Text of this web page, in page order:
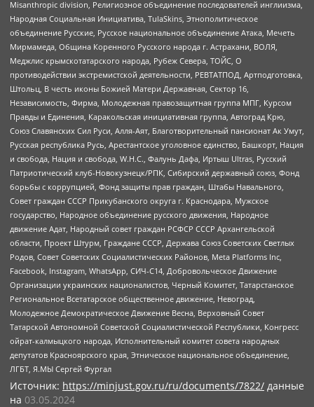
Misanthropic division, Религиозное объединение последователей инглиизма,
Народная Социальная Инициатива, TulaSkins, Этнополитическое
объединение Русские, Русское национальное объединение Атака, Мечеть
Мирмамеда, Община Коренного Русского народа г. Астрахани, ВОЛЯ,
Меджлис крымскотатарского народа, Рубеж Севера, ТОЙС, О
противодействии экстремистской деятельности, РЕВТАТПОД, Артподготовка,
Штольц, В честь иконы Божией Матери Державная, Сектор 16,
Независимость, Фирма, Молодежная правозащитная группа МПГ, Курсом
Правды и Единения, Каракольская инициативная группа, Автоград Крю,
Союз Славянских Сил Руси, Алля-Аят, Благотворительный пансионат Ак Умут,
Русская республика Русь, Арестантское уголовное единство, Башкорт, Нация
и свобода, Нация и свобода, W.H.С., Фалунь Дафа, Иртыш Ultras, Русский
Патриотический клуб-Новокузнецк/РПК, Сибирский державный союз, Фонд
борьбы с коррупцией, Фонд защиты прав граждан, Штабы Навального,
Совет граждан СССР Прикубанского округа г. Краснодара, Мужское
государство, Народное объединение русского движения, Народное
движение Адат, Народный совет граждан РСФСР СССР Архангельской
области, Проект Штурм, Граждане СССР, Держава Союз Советских Светлых
Родов, Совет Советских Социалистических Районов, Meta Platforms Inc,
Facebook, Instagram, WhatsApp, СИЧ-С14, Добровольческое Движение
Организации украинских националистов, Черный Комитет, Татарстанское
Региональное Всетатарское общественное движение, Невоград,
Молодежное Демократическое Движение Весна, Верховный Совет
Татарской Автономной Советской Социалистической Республики, Конгресс
ойрат-калмыцкого народа, Исполнительный комитет совета народных
депутатов Красноярского края, Этническое национальное объединение,
ЛГБТ, Я.МЫ Сергей Фургал
Источник: https://minjust.gov.ru/ru/documents/7822/ данные
на 03.05.2024